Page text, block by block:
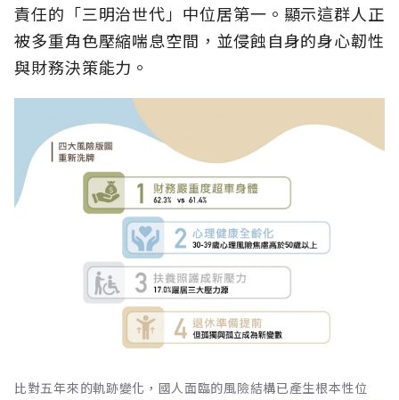
責任的「三明治世代」中位居第一。顯示這群人正
被多重角色壓縮喘息空間，並侵蝕自身的身心韌性
與財務決策能力。
比對五年來的軌跡變化，國人面臨的風險結構已產生根本性位